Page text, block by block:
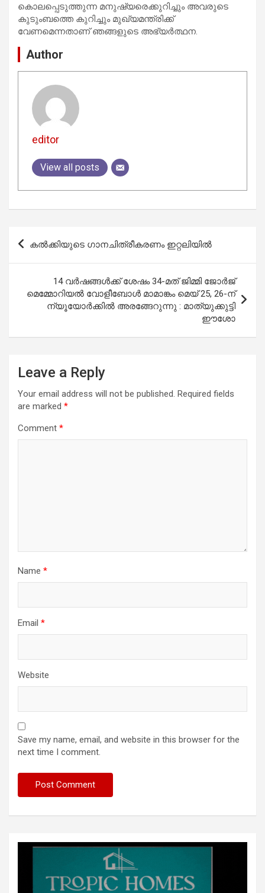
കൊലപ്പെടുത്തുന്ന മനുഷ്യരെക്കുറിച്ചും അവരുടെ
കുടുംബത്തെ കുറിച്ചും മുഖ്യമന്ത്രിക്ക്
വേണമെന്നതാണ് ഞങ്ങളുടെ അഭ്യര്‍ത്ഥന.
Author
editor
View all posts
Post
navigation
കല്‍ക്കിയുടെ ഗാനചിത്രീകരണം ഇറ്റലിയില്‍
14 വർഷങ്ങൾക്ക് ശേഷം 34-മത് ജിമ്മി ജോർജ്
മെമ്മോറിയൽ വോളീബോൾ മാമാങ്കം മെയ് 25, 26-ന്
ന്യൂയോർക്കിൽ അരങ്ങേറുന്നു : മാത്യുക്കുട്ടി
ഈശോ
Leave a Reply
Your email address will not be published. Required fields
are marked *
Comment *
Name *
Email *
Website
Save my name, email, and website in this browser for the
next time I comment.